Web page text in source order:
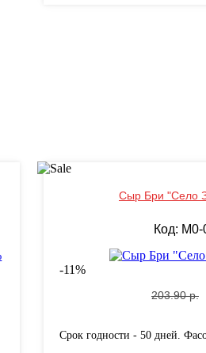
Сыр Бри "Село
Код:
-11%
203.90 р.
Срок годности - 50 дней.